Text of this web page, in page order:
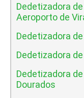
Dedetizadora
Aeroporto de
Dedetizadora
Dedetizadora
Dedetizadora
Dourados